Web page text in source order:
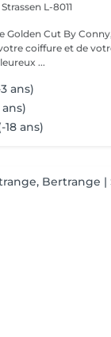
Strassen L-8011
Golden Cut By
votre coiffure et de
...
ans)
ans)